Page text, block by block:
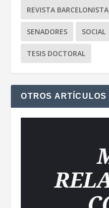
REVISTA BARCELONISTA
SENADORES SOCIAL
TESIS DOCTORAL
OTROS ARTÍCULOS